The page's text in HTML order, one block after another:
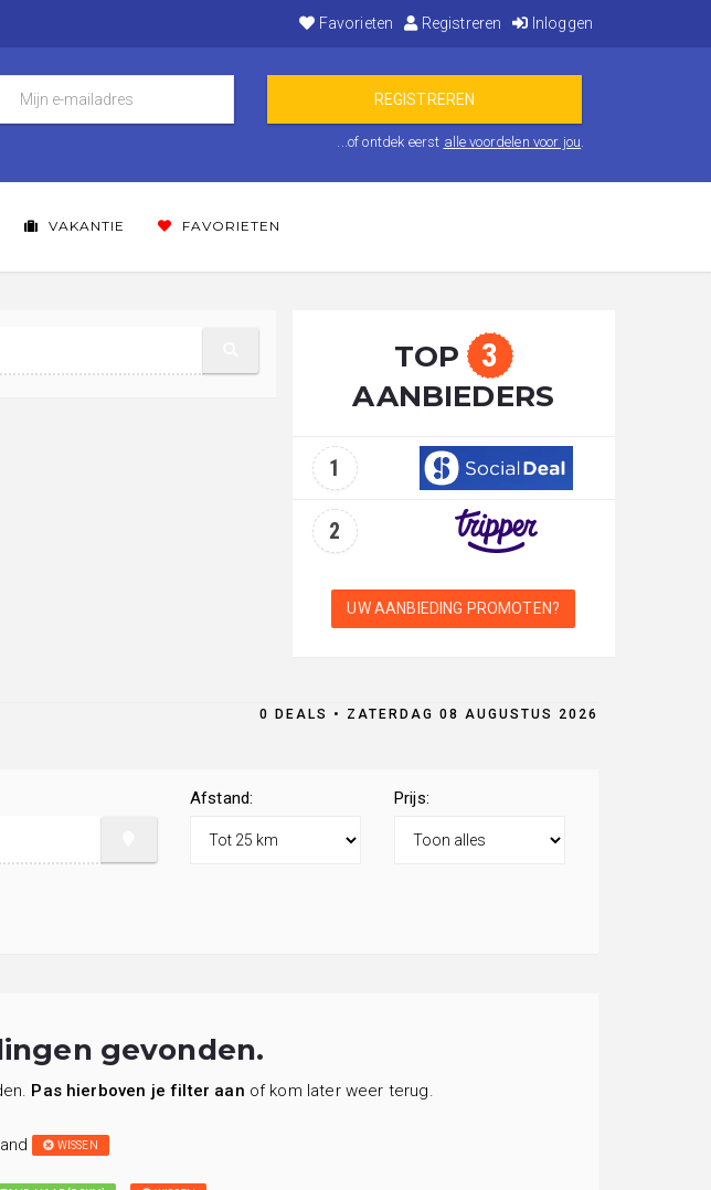
Favorieten Registreren Inloggen
...of ontdek eerst alle voordelen voor jou.
VAKANTIE FAVORIETEN
TOP 3
AANBIEDERS
1
2
UW AANBIEDING PROMOTEN?
0 DEALS • ZATERDAG 08 AUGUSTUS 2026
Afstand: Prijs:
gevonden.
Pas hierboven je filter aan of kom later weer terug.
WISSEN